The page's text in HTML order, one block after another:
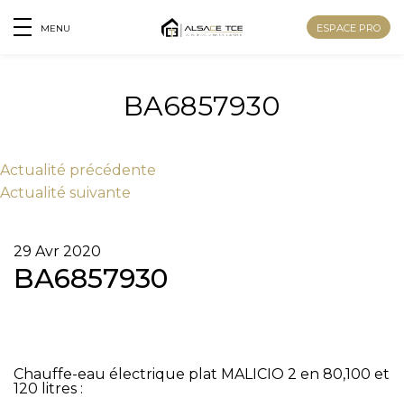
MENU ESPACE PRO
BA6857930
Actualité précédente
Actualité suivante
29 Avr 2020
BA6857930
Chauffe-eau électrique plat MALICIO 2 en 80,100 et
120 litres :
Nom